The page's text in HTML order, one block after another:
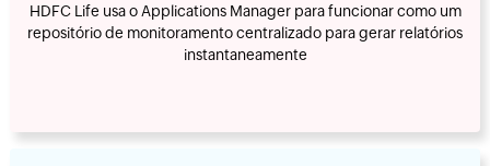
HDFC Life usa o Applications Manager para funcionar como um
repositório de monitoramento centralizado para gerar relatórios
instantaneamente